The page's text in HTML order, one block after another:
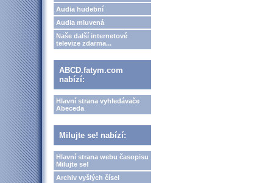
Audia hudební
Audia mluvená
Naše další internetové
televize zdarma...
ABCD.fatym.com
nabízí:
Hlavní strana vyhledávače
Abeceda
Milujte se! nabízí:
Hlavní strana webu časopisu
Milujte se!
Archiv vyšlých čísel